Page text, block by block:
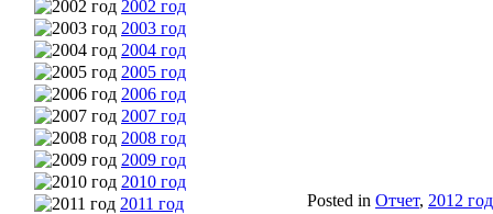
Posted in Отчет, 2012 год
2002 год
2003 год
2004 год
2005 год
2006 год
2007 год
2008 год
2009 год
2010 год
2011 год